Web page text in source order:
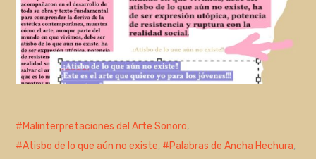
Malinterpretaciones del Arte Sonoro,
Atisbo de lo que aún no existe, Palabras de Ancha Hechura,